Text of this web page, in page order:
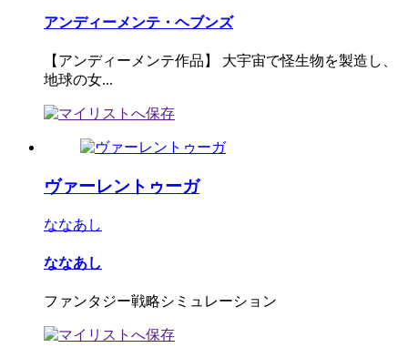
アンディーメンテ・ヘブンズ
【アンディーメンテ作品】 大宇宙で怪生物を製造し、
地球の女...
ヴァーレントゥーガ
ななあし
ななあし
ファンタジー戦略シミュレーション